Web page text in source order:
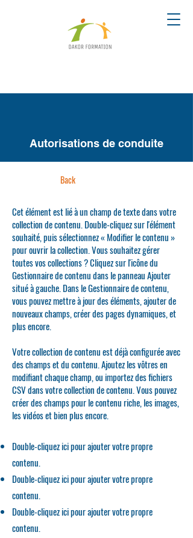
Autorisations de conduite
Back
Cet élément est lié à un champ de texte dans votre
collection de contenu. Double-cliquez sur l'élément
souhaité, puis sélectionnez « Modifier le contenu »
pour ouvrir la collection. Vous souhaitez gérer
toutes vos collections ? Cliquez sur l'icône du
Gestionnaire de contenu dans le panneau Ajouter
situé à gauche. Dans le Gestionnaire de contenu,
vous pouvez mettre à jour des éléments, ajouter de
nouveaux champs, créer des pages dynamiques, et
plus encore.
Votre collection de contenu est déjà configurée avec
des champs et du contenu. Ajoutez les vôtres en
modifiant chaque champ, ou importez des fichiers
CSV dans votre collection de contenu. Vous pouvez
créer des champs pour le contenu riche, les images,
les vidéos et bien plus encore.
Double-cliquez ici pour ajouter votre propre
contenu.
Double-cliquez ici pour ajouter votre propre
contenu.
Double-cliquez ici pour ajouter votre propre
contenu.